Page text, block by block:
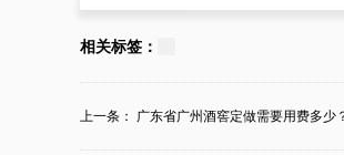
183****2909
务，况且收费没有再次
相关标签：
上一条： 广东省广州酒窖定做需要用费多少